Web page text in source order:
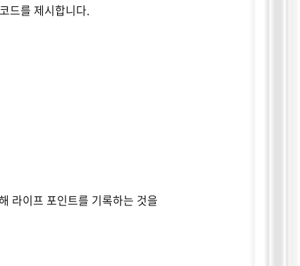
드를 제시합니다.
라이프 포인트를 기록하는 것을